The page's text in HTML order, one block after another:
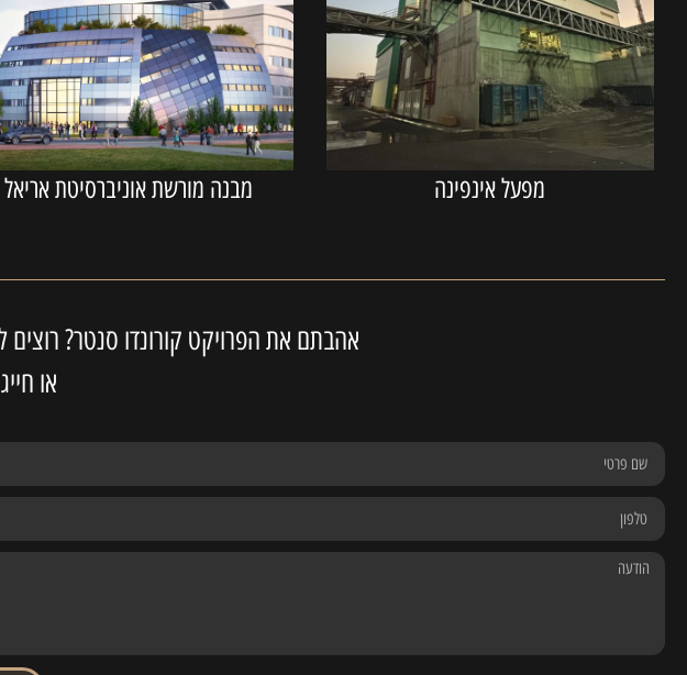
מפעל אינפינה‬ מבנה מורשת אוניברסיטת אריאל
אהבתם את הפרויקט קורונדו סנטר? רוצים
או